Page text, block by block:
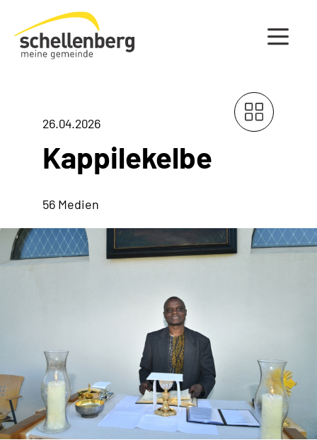
Gemeinde Schellenberg Startseite
26.04.2026
Kappilekelbe
56 Medien